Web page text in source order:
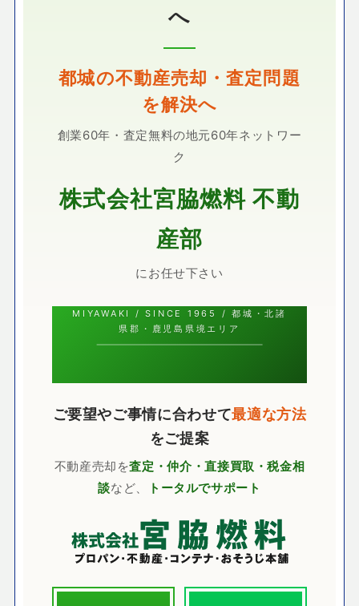
へ
都城の不動産売却・査定問題
を解決へ
創業60年・査定無料の地元60年ネットワー
ク
株式会社宮脇燃料 不動
産部
にお任せ下さい
MIYAWAKI / SINCE 1965 / 都城・北諸
県郡・鹿児島県境エリア
ご要望やご事情に合わせて最適な方法
をご提案
不動産売却を査定・仲介・直接買取・税金相
談など、 トータルでサポート